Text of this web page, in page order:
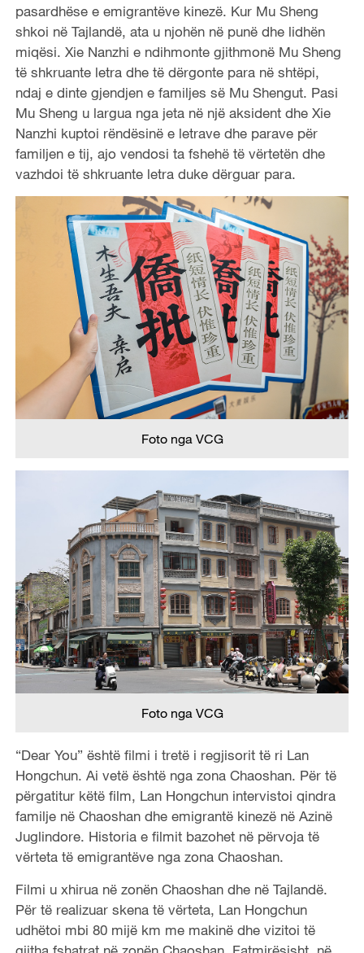
pasardhëse e emigrantëve kinezë. Kur Mu Sheng
shkoi në Tajlandë, ata u njohën në punë dhe lidhën
miqësi. Xie Nanzhi e ndihmonte gjithmonë Mu Sheng
të shkruante letra dhe të dërgonte para në shtëpi,
ndaj e dinte gjendjen e familjes së Mu Shengut. Pasi
Mu Sheng u largua nga jeta në një aksident dhe Xie
Nanzhi kuptoi rëndësinë e letrave dhe parave për
familjen e tij, ajo vendosi ta fshehë të vërtetën dhe
vazhdoi të shkruante letra duke dërguar para.
Foto nga VCG
Foto nga VCG
“Dear You” është filmi i tretë i regjisorit të ri Lan
Hongchun. Ai vetë është nga zona Chaoshan. Për të
përgatitur këtë film, Lan Hongchun intervistoi qindra
familje në Chaoshan dhe emigrantë kinezë në Azinë
Juglindore. Historia e filmit bazohet në përvoja të
vërteta të emigrantëve nga zona Chaoshan.
Filmi u xhirua në zonën Chaoshan dhe në Tajlandë.
Për të realizuar skena të vërteta, Lan Hongchun
udhëtoi mbi 80 mijë km me makinë dhe vizitoi të